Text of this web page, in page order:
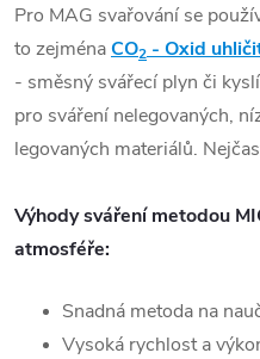
Pro MAG svařování se
to zejménaCO2 - Oxid
- směsný svářecí plyn či
pro sváření nelegovaných,
legovaných materiálů.
Výhody sváření metodou
atmosféře:
Snadná metoda na
Vysoká rychlost a